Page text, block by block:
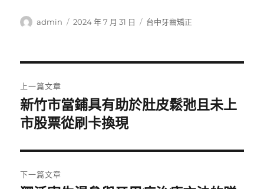
作
admin
發
2024 年 7 月 31 日
分
台中牙齒矯正
章
導
覽
上一篇文章
上
一
文
章:
新竹市當鋪具有助於肚皮鬆弛且未上
市股票從刷卡換現
下一篇文章